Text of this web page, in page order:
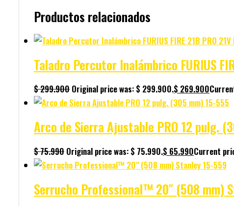
Productos relacionados
Taladro Percutor Inalámbrico FURIUS
$299.900 Original price was: $ 299.900.$ 269.900
Arco de Sierra Ajustable PRO 12 pulg.
$75.990 Original price was: $ 75.990.$ 65.990Current
Serrucho Professional™ 20″ (508 mm)